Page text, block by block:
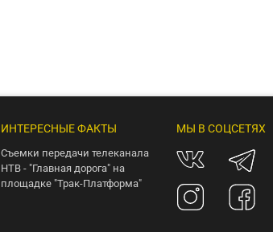
ИНТЕРЕСНЫЕ ФАКТЫ
Съемки передачи телеканала
НТВ - "Главная дорога" на
площадке "Трак-Платформа"
МЫ В СОЦСЕТЯХ